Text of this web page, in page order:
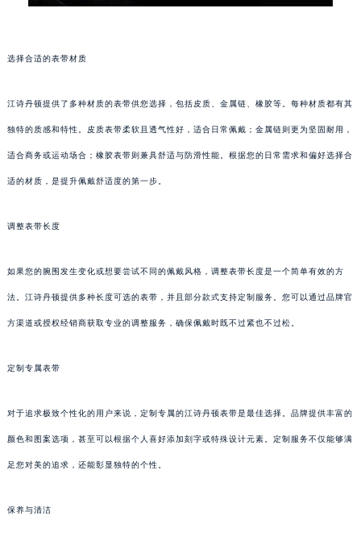
选择合适的表带材质
江诗丹顿提供了多种材质的表带供您选择，包括皮质、金属链、橡胶等。每种材质都有其
独特的质感和特性。皮质表带柔软且透气性好，适合日常佩戴；金属链则更为坚固耐用，
适合商务或运动场合；橡胶表带则兼具舒适与防滑性能。根据您的日常需求和偏好选择合
适的材质，是提升佩戴舒适度的第一步。
调整表带长度
如果您的腕围发生变化或想要尝试不同的佩戴风格，调整表带长度是一个简单有效的方
法。江诗丹顿提供多种长度可选的表带，并且部分款式支持定制服务。您可以通过品牌官
方渠道或授权经销商获取专业的调整服务，确保佩戴时既不过紧也不过松。
定制专属表带
对于追求极致个性化的用户来说，定制专属的江诗丹顿表带是最佳选择。品牌提供丰富的
颜色和图案选项，甚至可以根据个人喜好添加刻字或特殊设计元素。定制服务不仅能够满
足您对美的追求，还能彰显独特的个性。
保养与清洁